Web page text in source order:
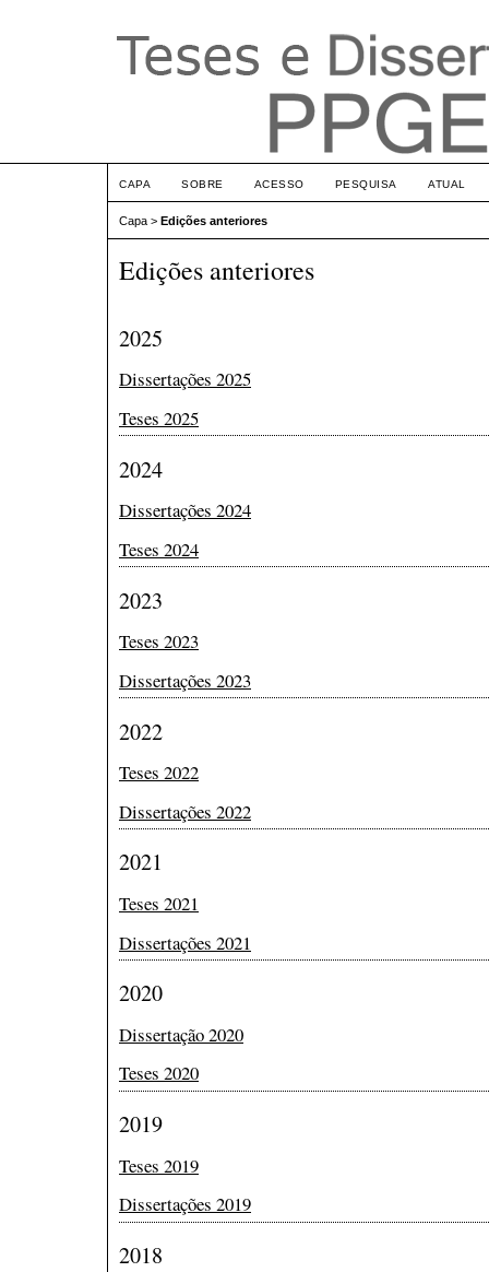
CAPA SOBRE ACESSO PESQUISA ATUAL
Capa > Edições anteriores
Edições anteriores
2025
Dissertações 2025
Teses 2025
2024
Dissertações 2024
Teses 2024
2023
Teses 2023
Dissertações 2023
2022
Teses 2022
Dissertações 2022
2021
Teses 2021
Dissertações 2021
2020
Dissertação 2020
Teses 2020
2019
Teses 2019
Dissertações 2019
2018